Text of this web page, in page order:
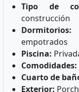
Tipo de
construcción
Dormitorios:
empotrados
Piscina:
Comodidades:
Cuarto de
Exterior: